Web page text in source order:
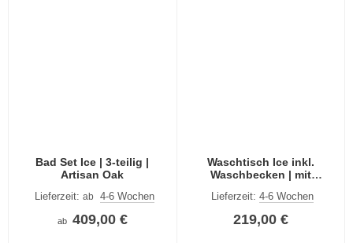
Bad Set Ice | 3-teilig |
Artisan Oak
Lieferzeit: ab 4-6 Wochen
ab 409,00 €
Waschtisch Ice inkl.
Waschbecken | mit
Lieferzeit:4-6 Wochen
219,00 €